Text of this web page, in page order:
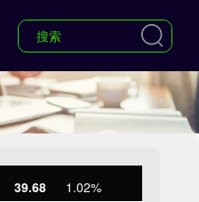
39.68 1.02%